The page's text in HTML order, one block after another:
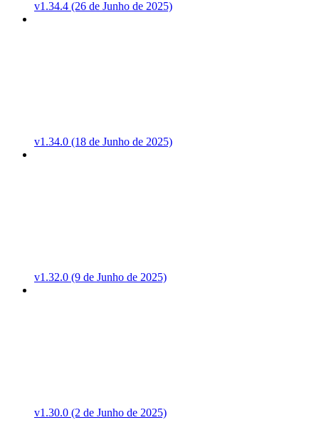
v1.34.4 (26 de Junho de 2025)
v1.34.0 (18 de Junho de 2025)
v1.32.0 (9 de Junho de 2025)
v1.30.0 (2 de Junho de 2025)